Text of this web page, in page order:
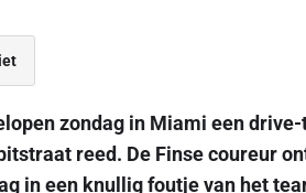
zondag in Miami een
reed. De Finse coureur
in een knullig foutje van het